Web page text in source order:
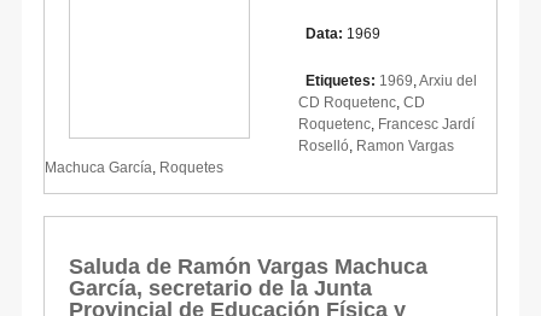
Data: 1969
Etiquetes: 1969 Arxiu del
CD Roquetenc CD
Roquetenc Francesc Jardí
Roselló Ramon Vargas
Machuca García Roquetes
Saluda de Ramón Vargas Machuca
García, secretario de la Junta
Provincial de Educación Física y